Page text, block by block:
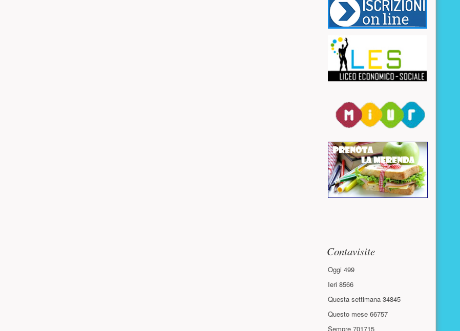
Contavisite
Oggi 499
Ieri 8566
Questa settimana 34845
Questo mese 66757
Sempre 701715